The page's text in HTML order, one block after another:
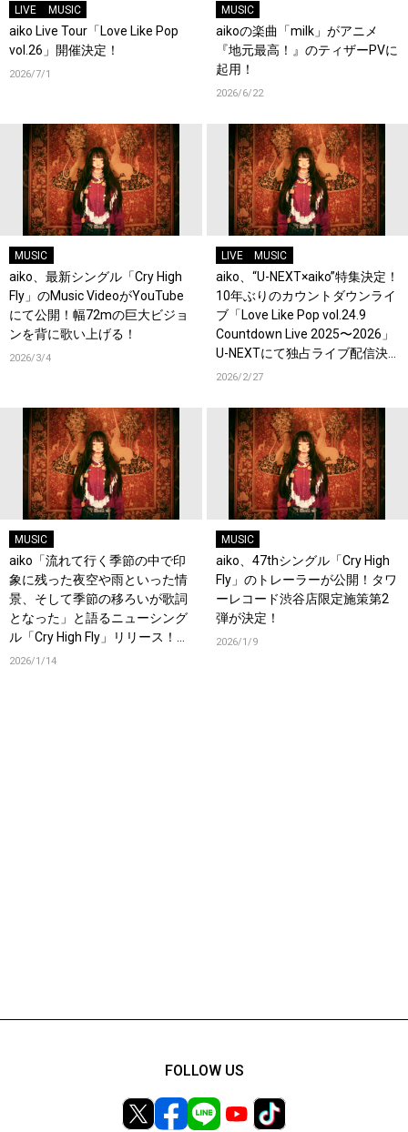
LIVE MUSIC
aiko Live Tour「Love Like Pop
vol.26」開催決定！
2026/7/1
MUSIC
aikoの楽曲「milk」がアニメ
『地元最高！』のティザーPVに
起用！
2026/6/22
MUSIC
aiko、最新シングル「Cry High
Fly」のMusic VideoがYouTube
にて公開！幅72mの巨大ビジョ
ンを背に歌い上げる！
2026/3/4
LIVE MUSIC
aiko、“U-NEXT×aiko”特集決定！
10年ぶりのカウントダウンライ
ブ「Love Like Pop vol.24.9
Countdown Live 2025〜2026」
U-NEXTにて独占ライブ配信決
定！過去ライブ映像一挙配信ス
2026/2/27
MUSIC
aiko「流れて行く季節の中で印
象に残った夜空や雨といった情
景、そして季節の移ろいが歌詞
となった」と語るニューシング
ル「Cry High Fly」リリース！オ
フィシャルインタビューも公
2026/1/14
MUSIC
aiko、47thシングル「Cry High
Fly」のトレーラーが公開！タワ
ーレコード渋谷店限定施策第2
弾が決定！
2026/1/9
FOLLOW US